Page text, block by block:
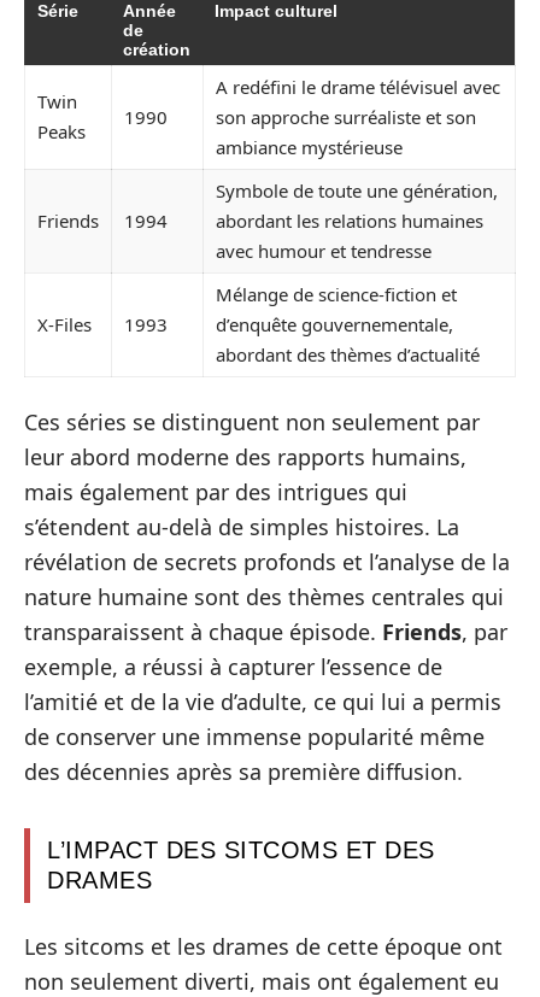
Série
Année
de
création
Impact culturel
Twin
Peaks
1990
A redéfini le drame télévisuel avec
son approche surréaliste et son
ambiance mystérieuse
Friends 1994
Symbole de toute une génération,
abordant les relations humaines
avec humour et tendresse
X-Files 1993
Mélange de science-fiction et
d’enquête gouvernementale,
abordant des thèmes d’actualité
Ces séries se distinguent non seulement par
leur abord moderne des rapports humains,
mais également par des intrigues qui
s’étendent au-delà de simples histoires. La
révélation de secrets profonds et l’analyse de la
nature humaine sont des thèmes centrales qui
transparaissent à chaque épisode. Friends, par
exemple, a réussi à capturer l’essence de
l’amitié et de la vie d’adulte, ce qui lui a permis
de conserver une immense popularité même
des décennies après sa première diffusion.
L’IMPACT DES SITCOMS ET DES
DRAMES
Les sitcoms et les drames de cette époque ont
non seulement diverti, mais ont également eu